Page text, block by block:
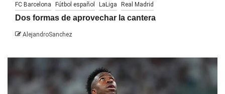
FC Barcelona Fútbol español LaLiga Real Madrid
Dos formas de aprovechar la cantera
AlejandroSanchez